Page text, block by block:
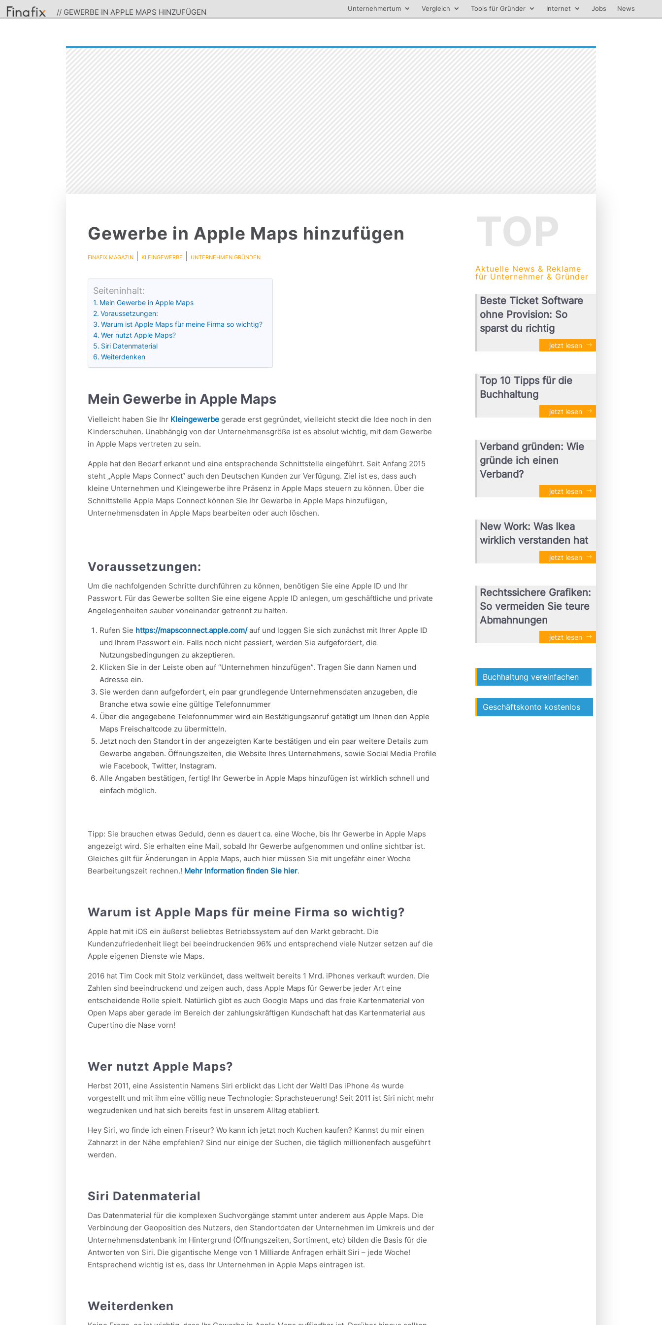
// GEWERBE IN APPLE MAPS HINZUFÜGEN Unternehmertum Vergleich Tools für Gründer Internet Jobs News
Gewerbe in Apple Maps hinzufügen
FINAFIX MAGAZIN KLEINGEWERBE UNTERNEHMEN GRÜNDEN
Seiteninhalt:
Mein Gewerbe in Apple Maps
Voraussetzungen:
Warum ist Apple Maps für meine Firma so wichtig?
Wer nutzt Apple Maps?
Siri Datenmaterial
Weiterdenken
Mein Gewerbe in Apple Maps
Vielleicht haben Sie Ihr Kleingewerbe gerade erst gegründet, vielleicht steckt die Idee noch in den
Kinderschuhen. Unabhängig von der Unternehmensgröße ist es absolut wichtig, mit dem Gewerbe
in Apple Maps vertreten zu sein.
Apple hat den Bedarf erkannt und eine entsprechende Schnittstelle eingeführt. Seit Anfang 2015
steht „Apple Maps Connect“ auch den Deutschen Kunden zur Verfügung. Ziel ist es, dass auch
kleine Unternehmen und Kleingewerbe ihre Präsenz in Apple Maps steuern zu können. Über die
Schnittstelle Apple Maps Connect können Sie Ihr Gewerbe in Apple Maps hinzufügen,
Unternehmensdaten in Apple Maps bearbeiten oder auch löschen.
Voraussetzungen:
Um die nachfolgenden Schritte durchführen zu können, benötigen Sie eine Apple ID und Ihr
Passwort. Für das Gewerbe sollten Sie eine eigene Apple ID anlegen, um geschäftliche und private
Angelegenheiten sauber voneinander getrennt zu halten.
Rufen Sie https://mapsconnect.apple.com/auf und loggen Sie sich zunächst mit Ihrer Apple ID
und Ihrem Passwort ein. Falls noch nicht passiert, werden Sie aufgefordert, die
Nutzungsbedingungen zu akzeptieren.
Klicken Sie in der Leiste oben auf “Unternehmen hinzufügen”. Tragen Sie dann Namen und
Adresse ein.
Sie werden dann aufgefordert, ein paar grundlegende Unternehmensdaten anzugeben, die
Branche etwa sowie eine gültige Telefonnummer
Über die angegebene Telefonnummer wird ein Bestätigungsanruf getätigt um Ihnen den Apple
Maps Freischaltcode zu übermitteln.
Jetzt noch den Standort in der angezeigten Karte bestätigen und ein paar weitere Details zum
Gewerbe angeben. Öffnungszeiten, die Website Ihres Unternehmens, sowie Social Media Profile
wie Facebook, Twitter, Instagram.
Alle Angaben bestätigen, fertig! Ihr Gewerbe in Apple Maps hinzufügen ist wirklich schnell und
einfach möglich.
Tipp: Sie brauchen etwas Geduld, denn es dauert ca. eine Woche, bis Ihr Gewerbe in Apple Maps
angezeigt wird. Sie erhalten eine Mail, sobald Ihr Gewerbe aufgenommen und online sichtbar ist.
Gleiches gilt für Änderungen in Apple Maps, auch hier müssen Sie mit ungefähr einer Woche
Bearbeitungszeit rechnen.! Mehr Information finden Sie hier.
Warum ist Apple Maps für meine Firma so wichtig?
Apple hat mit iOS ein äußerst beliebtes Betriebssystem auf den Markt gebracht. Die
Kundenzufriedenheit liegt bei beeindruckenden 96% und entsprechend viele Nutzer setzen auf die
Apple eigenen Dienste wie Maps.
2016 hat Tim Cook mit Stolz verkündet, dass weltweit bereits 1 Mrd. iPhones verkauft wurden. Die
Zahlen sind beeindruckend und zeigen auch, dass Apple Maps für Gewerbe jeder Art eine
entscheidende Rolle spielt. Natürlich gibt es auch Google Maps und das freie Kartenmaterial von
Open Maps aber gerade im Bereich der zahlungskräftigen Kundschaft hat das Kartenmaterial aus
Cupertino die Nase vorn!
Wer nutzt Apple Maps?
Herbst 2011, eine Assistentin Namens Siri erblickt das Licht der Welt! Das iPhone 4s wurde
vorgestellt und mit ihm eine völlig neue Technologie: Sprachsteuerung! Seit 2011 ist Siri nicht mehr
wegzudenken und hat sich bereits fest in unserem Alltag etabliert.
Hey Siri, wo finde ich einen Friseur? Wo kann ich jetzt noch Kuchen kaufen? Kannst du mir einen
Zahnarzt in der Nähe empfehlen? Sind nur einige der Suchen, die täglich millionenfach ausgeführt
werden.
Siri Datenmaterial
Das Datenmaterial für die komplexen Suchvorgänge stammt unter anderem aus Apple Maps. Die
Verbindung der Geoposition des Nutzers, den Standortdaten der Unternehmen im Umkreis und der
Unternehmensdatenbank im Hintergrund (Öffnungszeiten, Sortiment, etc) bilden die Basis für die
Antworten von Siri. Die gigantische Menge von 1 Milliarde Anfragen erhält Siri – jede Woche!
Entsprechend wichtig ist es, dass Ihr Unternehmen in Apple Maps eintragen ist.
Weiterdenken
TOP
Aktuelle News & Reklame
für Unternehmer & Gründer
Beste Ticket Software
ohne Provision: So
sparst du richtig
jetzt lesen
Top 10 Tipps für die
Buchhaltung
jetzt lesen
Verband gründen: Wie
gründe ich einen
Verband?
jetzt lesen
New Work: Was Ikea
wirklich verstanden hat
jetzt lesen
Rechtssichere Grafiken:
So vermeiden Sie teure
Abmahnungen
jetzt lesen
Buchhaltung vereinfachen
Geschäftskonto kostenlos